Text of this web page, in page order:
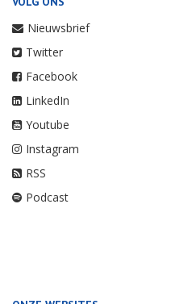
Nieuwsbrief
Twitter
Facebook
LinkedIn
Youtube
Instagram
RSS
Podcast